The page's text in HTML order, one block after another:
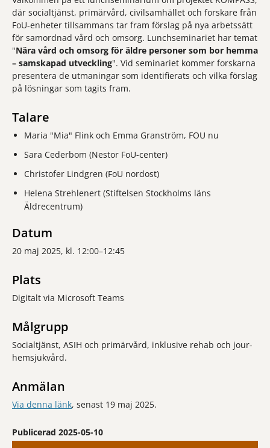
där socialtjänst, primärvård, civilsamhället och forskare från
FoU-enheter tillsammans tar fram förslag på nya arbetssätt
för samordnad vård och omsorg. Lunchseminariet har temat
"Nära vård och omsorg för äldre personer som bor hemma
– samskapad utveckling". Vid seminariet kommer forskarna
presentera de utmaningar som identifierats och vilka förslag
på lösningar som tagits fram.
Talare
Maria "Mia" Flink och Emma Granström, FOU nu
Sara Cederbom (Nestor FoU-center)
Christofer Lindgren (FoU nordost)
Helena Strehlenert (Stiftelsen Stockholms läns
Äldrecentrum)
Datum
20 maj 2025, kl. 12:00–12:45
Plats
Digitalt via Microsoft Teams
Målgrupp
Socialtjänst, ASIH och primärvård, inklusive rehab och jour-
hemsjukvård.
Anmälan
Via denna länk, senast 19 maj 2025.
Publicerad 2025-05-10